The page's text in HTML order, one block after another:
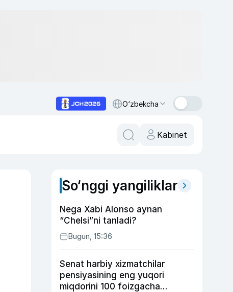
O‘zbekcha
Kabinet
So‘nggi yangiliklar
Nega Xabi Alonso aynan
“Chelsi”ni tanladi?
Bugun, 15:36
Senat harbiy xizmatchilar
pensiyasining eng yuqori
miqdorini 100 foizgacha